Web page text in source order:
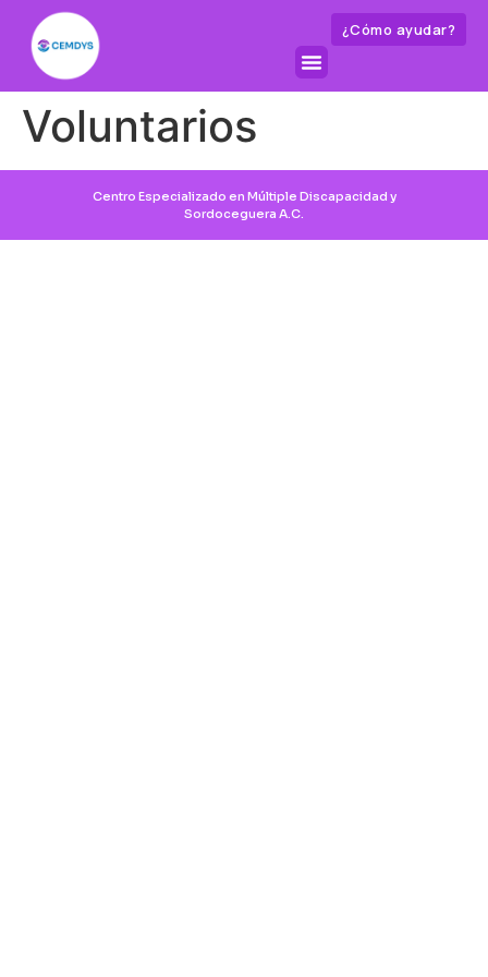
¿Cómo ayudar?
Voluntarios
Centro Especializado en Múltiple Discapacidad y
Sordoceguera A.C.